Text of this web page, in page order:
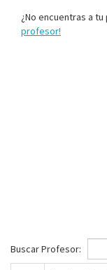
¿No encuentras a
profesor!
Buscar Profesor: